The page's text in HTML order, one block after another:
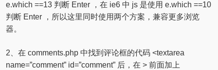
e.which ==13 判断 Enter ，在 ie6 中 js 是使用 e.which ==10
判断 Enter ，所以这里同时使用两个方案，兼容更多浏览
器。
2、在 comments.php 中找到评论框的代码 <textarea
name=”comment” id=”comment” 后，在 > 前面加上